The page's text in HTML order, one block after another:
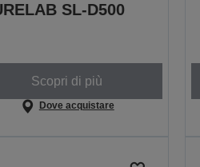
SL-D500
Scopri di più
Dove acquistare